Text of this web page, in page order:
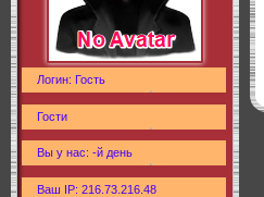
Логин: Гость
Гости
Вы у нас: -й день
Ваш IP: 216.73.216.48